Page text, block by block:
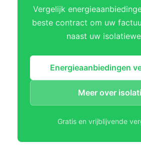
Vergelijk
beste contract om uw
naast uw
Energieaanbiedingen
Meer over
Gratis en vrijblijvende